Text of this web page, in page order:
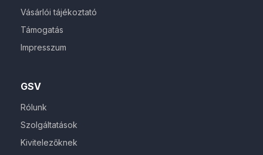
GSV
Rólunk
Szolgáltatások
Kivitelezőknek
Vásárlói tájékoztató
Támogatás
Impresszum